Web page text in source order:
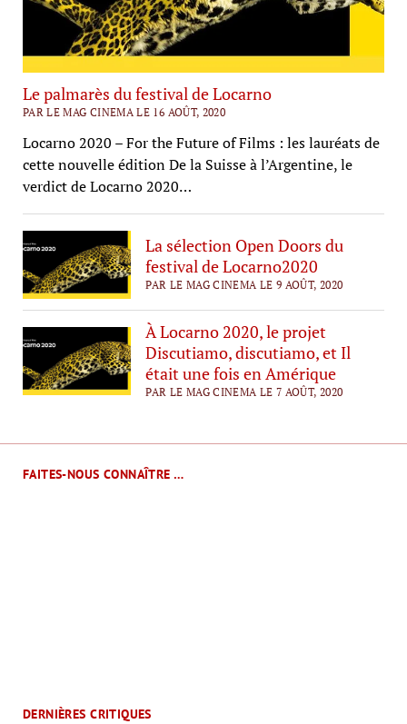
FAITES-NOUS CONNAÎTRE …
DERNIÈRES CRITIQUES
Le palmarès du festival de Locarno
PAR LE MAG CINEMA LE 16 AOÛT, 2020
Locarno 2020 – For the Future of Films : les lauréats de
cette nouvelle édition De la Suisse à l’Argentine, le
verdict de Locarno 2020…
La sélection Open Doors du
festival de Locarno2020
PAR LE MAG CINEMA LE 9 AOÛT, 2020
À Locarno 2020, le projet
Discutiamo, discutiamo, et Il
était une fois en Amérique
PAR LE MAG CINEMA LE 7 AOÛT, 2020